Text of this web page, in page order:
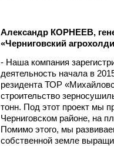
Александр КОРНЕЕВ,
«Черниговский
- Наша компания
деятельность начала в
резидента ТОР
строительство
тонн. Под этот проект мы
Черниговском районе, на
Помимо этого, мы
собственной земле